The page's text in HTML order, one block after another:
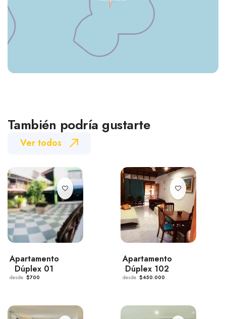
También podría gustarte
Ver todos
Apartamento
Dúplex 01
desde $700
Apartamento
Dúplex 102
desde $450.000